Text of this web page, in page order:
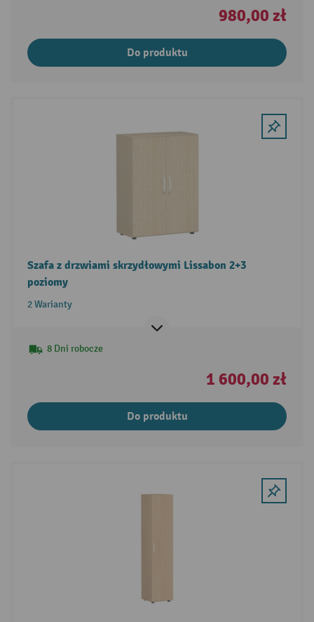
980,00 zł
Do produktu
Szafa z drzwiami skrzydłowymi Lissabon 2+3
poziomy
2 Warianty
8 Dni robocze
1 600,00 zł
Do produktu